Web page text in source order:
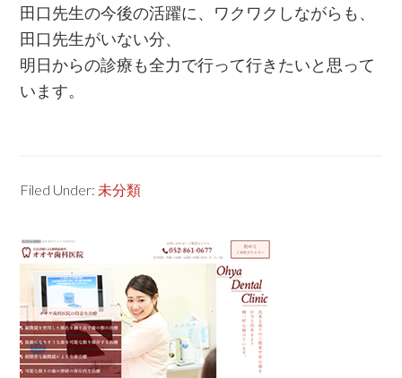
田口先生の今後の活躍に、ワクワクしながらも、
田口先生がいない分、
明日からの診療も全力で行って行きたいと思って
います。
Filed Under: 未分類
Primary
Sidebar